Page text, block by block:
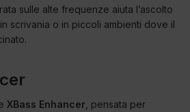
sulle alte frequenze aiuta l’ascolto
scrivania o in piccoli ambienti dove il
XBass Enhancer , pensata per